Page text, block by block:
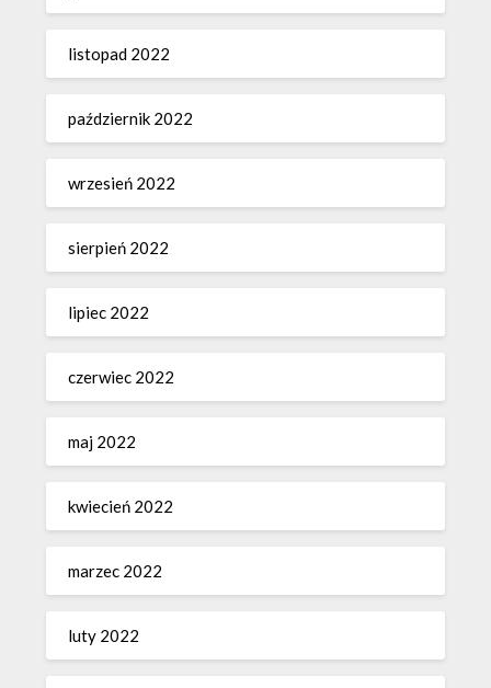
listopad 2022
październik 2022
wrzesień 2022
sierpień 2022
lipiec 2022
czerwiec 2022
maj 2022
kwiecień 2022
marzec 2022
luty 2022